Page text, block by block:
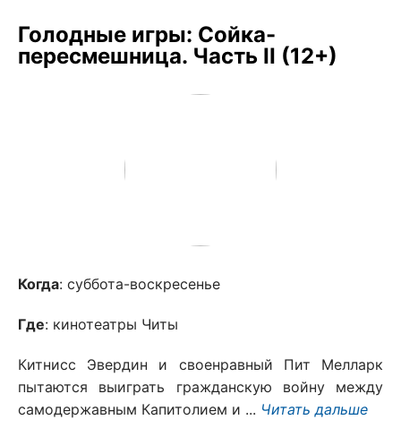
Голодные игры: Сойка-
пересмешница. Часть II (12+)
Когда: суббота-воскресенье
Где: кинотеатры Читы
Китнисс Эвердин и своенравный Пит Мелларк
пытаются выиграть гражданскую войну между
самодержавным Капитолием и ... Читать дальше